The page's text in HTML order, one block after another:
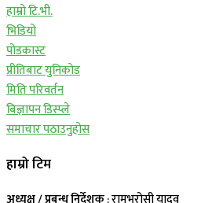
हाम्रो टि.भी.
भिडियो
पोडकास्ट
प्रीतिबाट युनिकोड
मिति परिवर्तन
बिज्ञापन डिस्प्ले
समाचार पठाउनुहोस
हाम्रो टिम